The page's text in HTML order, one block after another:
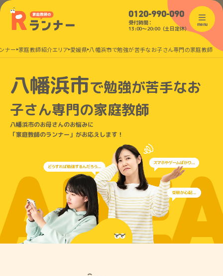
0120-990-090
受付時間：
13:00〜20:00（土日定休）
menu
ナー 家庭教師紹介エリア 愛媛県 八幡浜市で勉強が苦手なお子さん専門の家庭教師
八幡浜市で勉強が苦手なお
子さん専門の家庭教師
八幡浜市のお母さんのお悩みに
「家庭教師のランナー」がお応えします！